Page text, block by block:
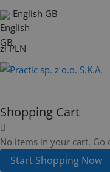
English GB
zł PLN
Shopping Cart
No items in your cart.
Start Shopping Now